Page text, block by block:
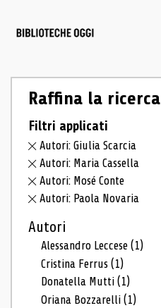
Raffina la ricerca
Filtri applicati
Autori: Giulia Scarcia
Autori: Maria Cassella
Autori: Mosé Conte
Autori: Paola Novaria
Autori
Alessandro Leccese(1)
Cristina Ferrus(1)
Donatella Mutti(1)
Oriana Bozzarelli(1)